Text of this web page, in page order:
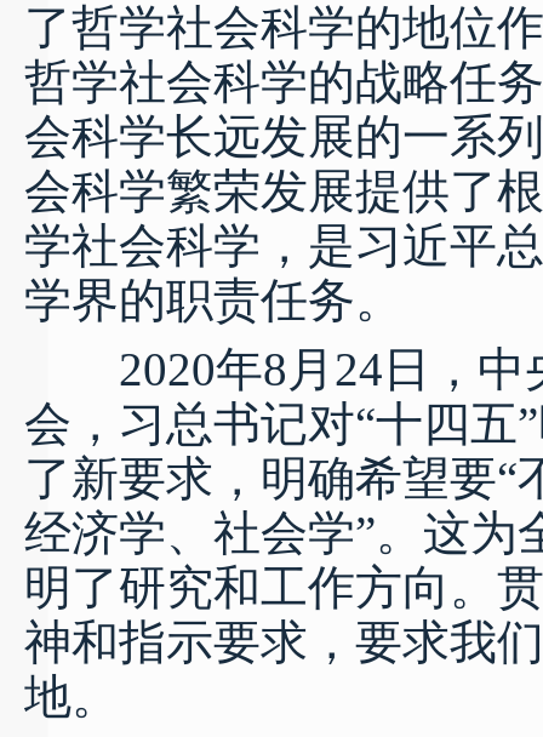
了哲学社会科学的地位
哲学社会科学的战略任
会科学长远发展的一系
会科学繁荣发展提供了
学社会科学，是习近平
学界的职责任务。
2020年8月24日，中
会，习总书记对“十四五
了新要求，明确希望要
经济学、社会学”。这为
明了研究和工作方向。
神和指示要求，要求我
地。